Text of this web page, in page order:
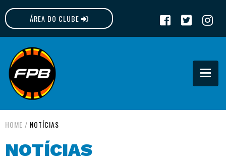
ÁREA DO CLUBE
FPB
HOME / NOTÍCIAS
NOTÍCIAS